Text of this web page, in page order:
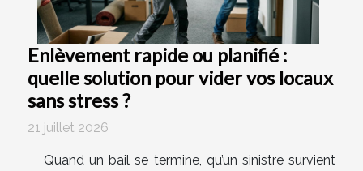
Enlèvement rapide ou planifié :
quelle solution pour vider vos locaux
sans stress ?
21 juillet 2026
Quand un bail se termine, qu’un sinistre survient